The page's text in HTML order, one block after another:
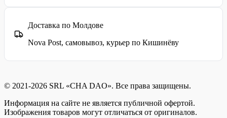
Доставка по Молдове
Nova Post, самовывоз, курьер по Кишинёву
© 2021-2026 SRL «CHA DAO». Все права защищены.
Информация на сайте не является публичной офертой.
Изображения товаров могут отличаться от оригиналов.